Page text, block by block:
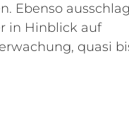
Ebenso
in Hinblick auf
quasi